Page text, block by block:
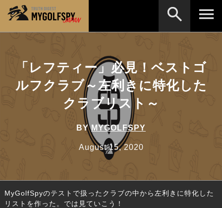
「レフティー」必見！ベストゴ
ルフクラブ～左利きに特化した
クラブリスト～
BYMYGOLFSPY
August 15, 2020
MyGolfSpyのテストで扱ったクラブの中から左利きに特化した
リストを作った。では見ていこう！
NEW RELEASES 新製品情報
HOW TO ゴルフ上達・実践テクニック
テスト・データ検証
ゴルフニュース
FAIRWAY WOODS フェアウェイウッド
※メーカー名やクラブ名など、検索したい事柄を入
検索